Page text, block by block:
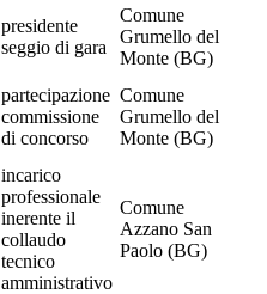
presidente
seggio di gara
Comune
Grumello del
Monte (BG)
partecipazione
commissione
di concorso
Comune
Grumello del
Monte (BG)
incarico
professionale
inerente il
collaudo
tecnico
amministrativo
Comune
Azzano San
Paolo (BG)